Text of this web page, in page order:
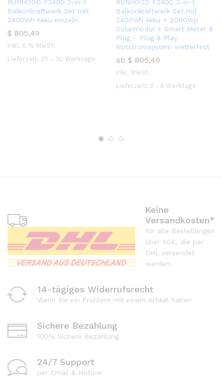
RUNHOOD F2400 3-in-1
Balkonkraftwerk Set mit
2400Wh Akku einzeln
$ 805,49
inkl. 0 % MwSt.
Lieferzeit: 25 - 30 Werktage
RUNHOOD F2400 3-in-1
Balkonkraftwerk Set mit
2400Wh Akku + 2000Wp
Solarmodul + Smart Meter &
Plug – Plug & Play
Notstromsystem wetterfest
ab $ 805,49
inkl. MwSt.
Lieferzeit: 2 - 4 Werktage
Keine
Versandkosten*
für alle Bestellungen
über 50€, die per
DHL versendet
werden.
14-tägiges Widerrufsrecht
Wenn Sie ein Problem mit einem Artikel haben
Sichere Bezahlung
100% Sichere Bezahlung
24/7 Support
per Email & Hotline